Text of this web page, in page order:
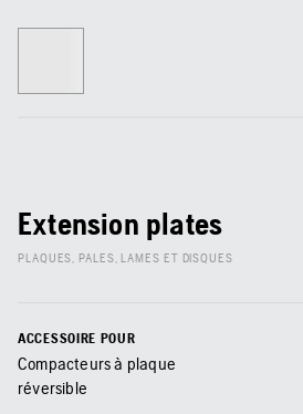
Extension plates
PLAQUES, PALES, LAMES ET DISQUES
ACCESSOIRE POUR
Compacteurs à plaque
réversible